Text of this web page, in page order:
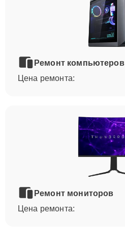
Ремонт компьютеров
Цена ремонта:
Ремонт мониторов
Цена ремонта: